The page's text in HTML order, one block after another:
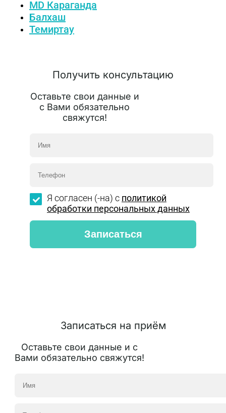
MD Караганда
Балхаш
Темиртау
Получить консультацию
Оставьте свои данные и
с Вами обязательно
свяжутся!
Я согласен (-на) с политикой
обработки персональных данных
Записаться на приём
Оставьте свои данные и с
Вами обязательно свяжутся!